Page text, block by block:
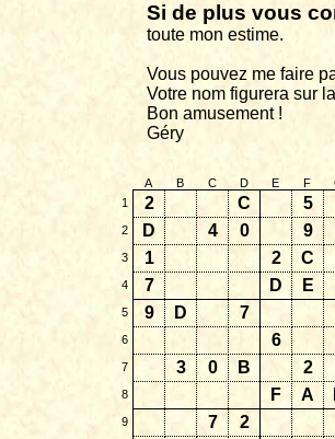
Si de plus vous
toute mon estime.
Vous pouvez me faire
Votre nom figurera sur
Bon amusement !
Géry
A B C D E F
1
2 C 5
2 D 4 0 9
3 1 2 C
4 7 D E
5 9 D 7
6 6
7 3 0 B 2
8 F A
9 7 2